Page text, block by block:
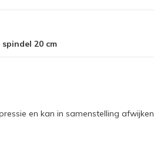
20 cm
en kan in samenstelling afwijken